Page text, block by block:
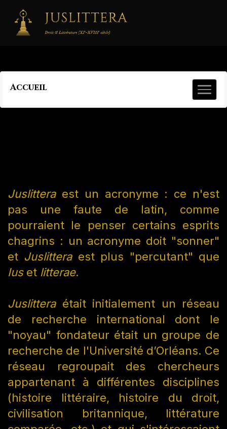
Accueil
Juslitteraest un acronyme : ce n'est
pas une faute de latin, comme
pourraient le penser certains esprits
chagrins : un acronyme doit "sonner"
et Juslitteraest plus "percutant" que
Iuset litterae.
Juslitteraétait initialement un réseau
de recherche international dont le
"noyau" fondateur était un groupe de
recherche de l'Université d’Orléans. Ce
réseau regroupait des chercheurs
appartenant à différentes disciplines
(histoire littéraire, histoire du droit,
civilisation britannique, littérature